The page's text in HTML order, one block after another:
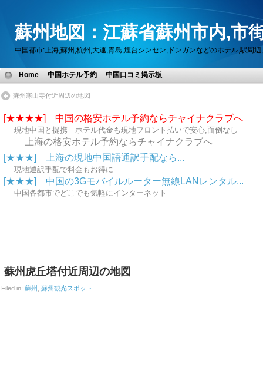
蘇州地図：江蘇省蘇州市内,市
中国都市:上海,蘇州,杭州,大連,青島,煙台シンセン,ドンガンなどのホテル,駅周
Home 中国ホテル予約 中国口コミ掲示板
蘇州寒山寺付近周辺の地図
[★★★★] 中国の格安ホテル予約ならチャイナクラブへ
現地中国と提携 ホテル代金も現地フロント払いで安心,面倒なし
上海の格安ホテル予約ならチャイナクラブへ
[★★★] 上海の現地中国語通訳手配なら...
現地通訳手配で料金もお得に
[★★★] 中国の3Gモバイルルーター無線LANレンタル...
中国各都市でどこでも気軽にインターネット
蘇州虎丘塔付近周辺の地図
Filed in: 蘇州 蘇州観光スポット